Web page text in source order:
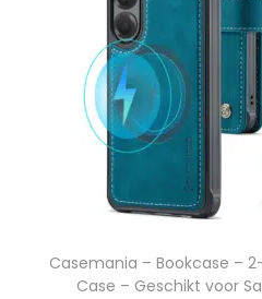
Casemania – Bookcase –
Case – Geschikt voor